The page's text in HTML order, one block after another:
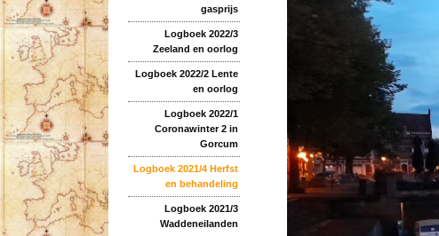
gasprijs
Logboek 2022/3
Zeeland en oorlog
Logboek 2022/2 Lente
en oorlog
Logboek 2022/1
Coronawinter 2 in
Gorcum
Logboek 2021/4 Herfst
en behandeling
Logboek 2021/3
Waddeneilanden